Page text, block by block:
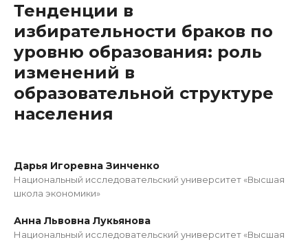
Тенденции в
избирательности браков по
уровню образования: роль
изменений в
образовательной структуре
населения
Дарья Игоревна Зинченко
Национальный исследовательский университет «Высшая
школа экономики»
Анна Львовна Лукьянова
Национальный исследовательский университет «Высшая